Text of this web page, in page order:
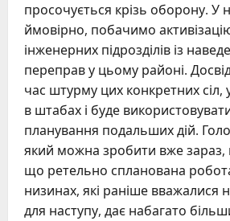
просочується крізь оборону. У
ймовірно, побачимо
інженерних підрозділів із
переправ у цьому районі.
час штурму цих конкретних сіл,
в штабах і буде
планування подальших дій.
який можна зробити вже зараз,
що ретельно спланована
низинах, які раніше вважалися
для наступу, дає набагато